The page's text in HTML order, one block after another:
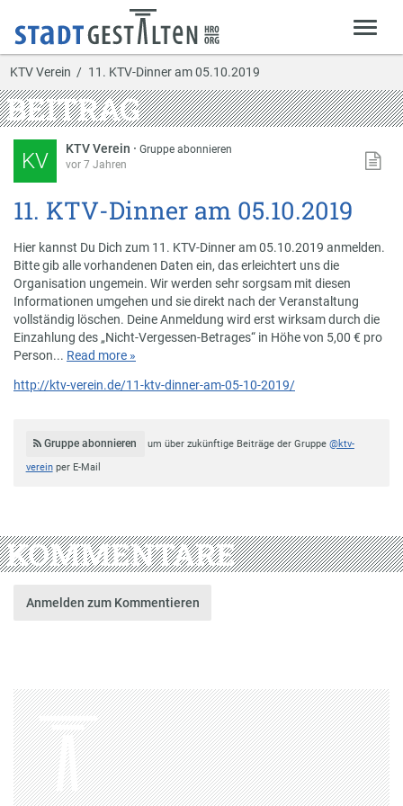
KTV Verein 11. KTV-Dinner am 05.10.2019
BEITRAG
KV KTV Verein ·Gruppe abonnieren
vor 7 Jahren
11. KTV-Dinner am 05.10.2019
Hier kannst Du Dich zum 11. KTV-Dinner am 05.10.2019 anmelden.
Bitte gib alle vorhandenen Daten ein, das erleichtert uns die
Organisation ungemein. Wir werden sehr sorgsam mit diesen
Informationen umgehen und sie direkt nach der Veranstaltung
vollständig löschen. Deine Anmeldung wird erst wirksam durch die
Einzahlung des „Nicht-Vergessen-Betrages“ in Höhe von 5,00 € pro
Person... Read more »
http://ktv-verein.de/11-ktv-dinner-am-05-10-2019/
Gruppe abonnieren um über zukünftige Beiträge der Gruppe @ktv-
vereinper E-Mail
KOMMENTARE
Anmelden zum Kommentieren